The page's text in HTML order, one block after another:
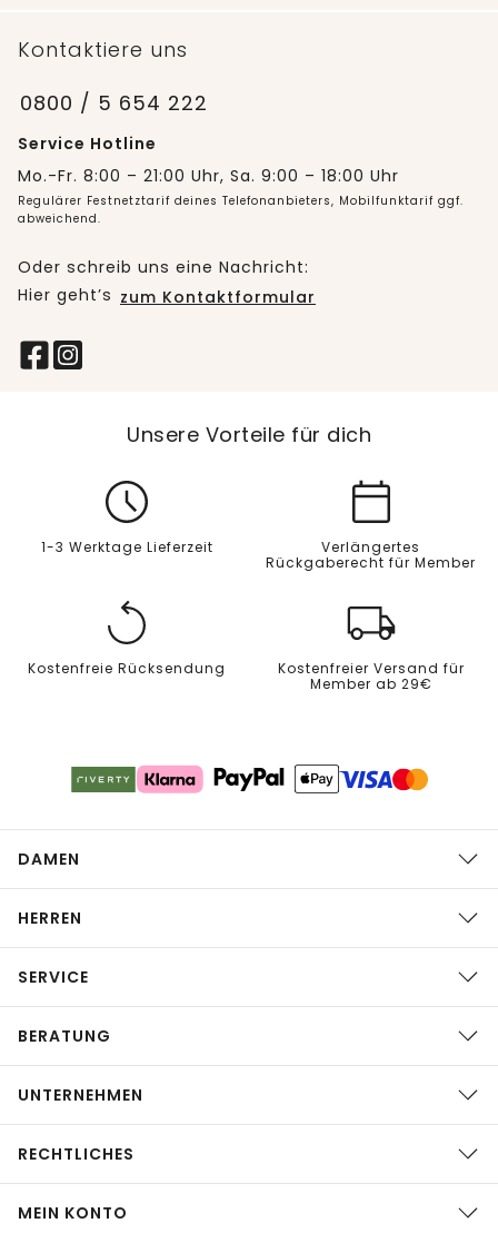
Kontaktiere uns
0800 / 5 654 222
Service Hotline
Mo.-Fr. 8:00 – 21:00 Uhr, Sa. 9:00 – 18:00 Uhr
Regulärer Festnetztarif deines Telefonanbieters, Mobilfunktarif ggf.
abweichend.
Oder schreib uns eine Nachricht:
Hier geht’s zum Kontaktformular
Unsere Vorteile für dich
1-3 Werktage Lieferzeit
Verlängertes
Rückgaberecht für Member
Kostenfreie Rücksendung
Kostenfreier Versand für
Member ab 29€
DAMEN
HERREN
SERVICE
BERATUNG
UNTERNEHMEN
RECHTLICHES
MEIN KONTO